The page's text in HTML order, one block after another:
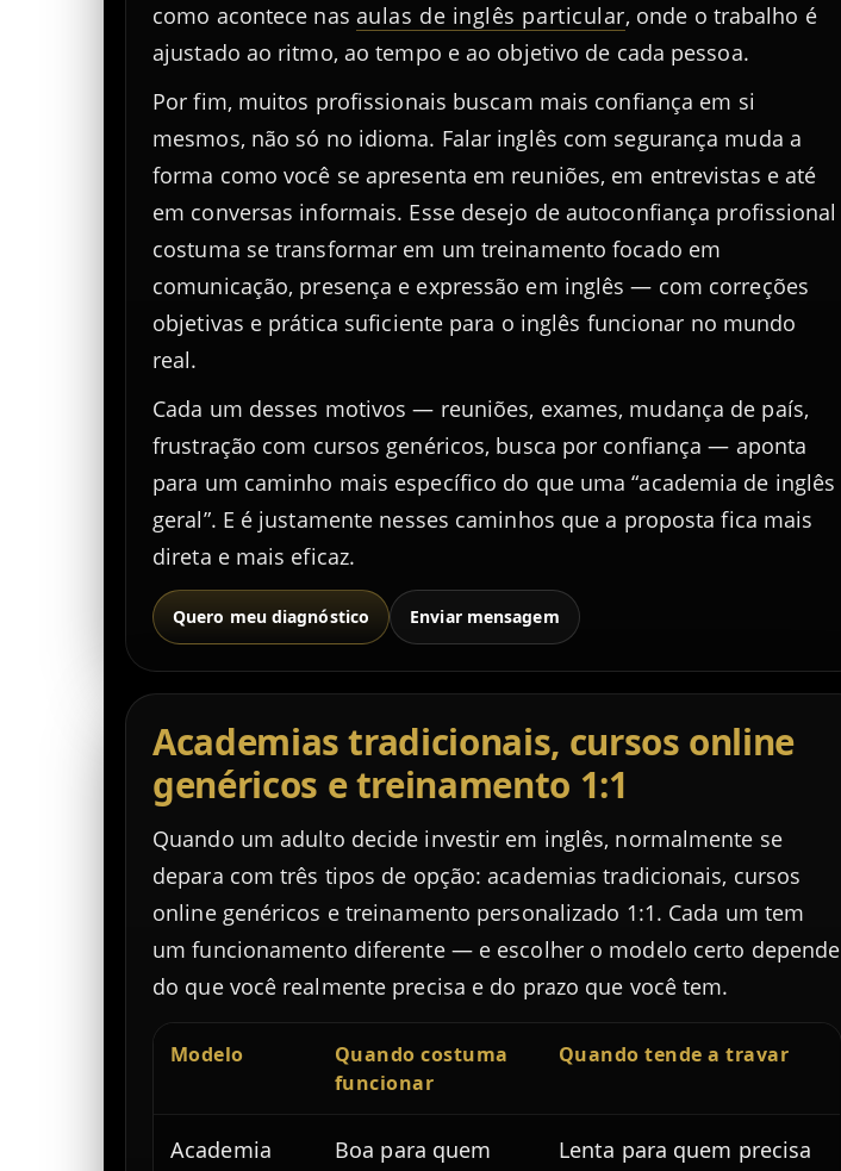
como acontece nas aulas de inglês particular, onde o trabalho é
ajustado ao ritmo, ao tempo e ao objetivo de cada pessoa.
Por fim, muitos profissionais buscam mais confiança em si
mesmos, não só no idioma. Falar inglês com segurança muda a
forma como você se apresenta em reuniões, em entrevistas e até
em conversas informais. Esse desejo de autoconfiança profissional
costuma se transformar em um treinamento focado em
comunicação, presença e expressão em inglês — com correções
objetivas e prática suficiente para o inglês funcionar no mundo
real.
Cada um desses motivos — reuniões, exames, mudança de país,
frustração com cursos genéricos, busca por confiança — aponta
para um caminho mais específico do que uma “academia de inglês
geral”. E é justamente nesses caminhos que a proposta fica mais
direta e mais eficaz.
Quero meu diagnóstico Enviar mensagem
Academias tradicionais, cursos online
genéricos e treinamento 1:1
Quando um adulto decide investir em inglês, normalmente se
depara com três tipos de opção: academias tradicionais, cursos
online genéricos e treinamento personalizado 1:1. Cada um tem
um funcionamento diferente — e escolher o modelo certo depende
do que você realmente precisa e do prazo que você tem.
Modelo
Quando costuma
funcionar
Quando tende a travar
Academia
Boa para quem
Lenta para quem precisa